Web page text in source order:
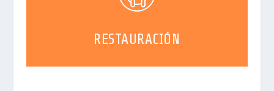
RESTAURACIÓN